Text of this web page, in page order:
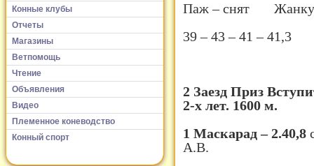
Конные клубы
Отчеты
Магазины
Ветпомощь
Чтение
Объявления
Видео
Племенное коневодство
Конный спорт
Паж – снят
39 – 43 – 41 – 41,3
2 Заезд Приз
2-х лет. 1600 м.
1 Маскарад – 2.40,8
А.В.